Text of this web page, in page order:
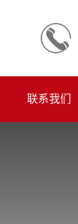
联系我们